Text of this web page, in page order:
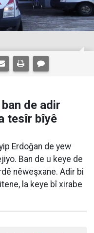
de adir
tesîr bîyê
Erdoğan de yew
Ban de u keye de
nêweşxane. Adir bi
la keye bî xirabe